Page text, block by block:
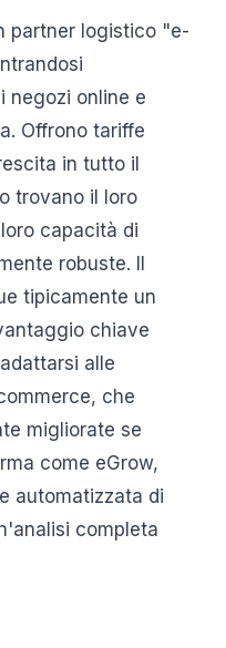
partner logistico "e-
negozi online e
Offrono tariffe
in tutto il
trovano il loro
capacità di
robuste. Il
tipicamente un
chiave
alle
che
migliorate se
come eGrow,
automatizzata di
completa